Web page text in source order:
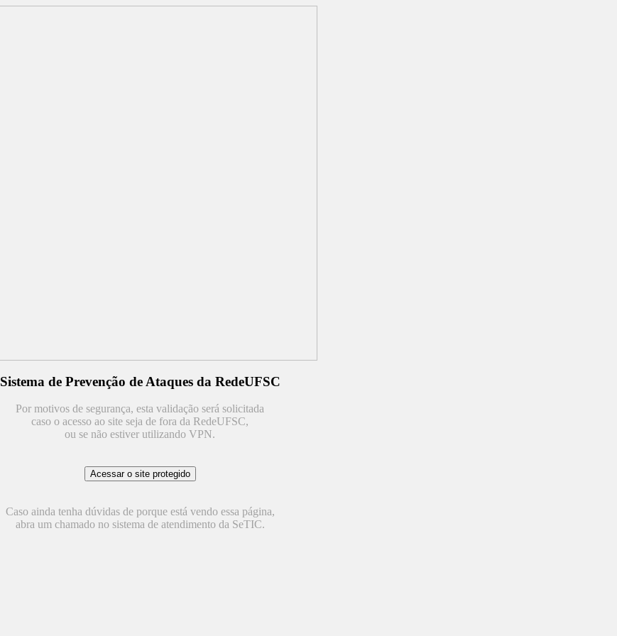
Sistema de Prevenção de Ataques da RedeUFSC
Por motivos de segurança, esta validação será solicitada
caso o acesso ao site seja de fora da RedeUFSC,
ou se não estiver utilizando VPN.
Caso ainda tenha dúvidas de porque está vendo essa página,
abra um chamado no sistema de atendimento da SeTIC.